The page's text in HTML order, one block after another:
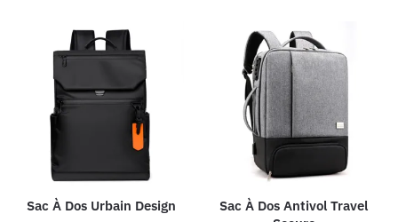
plusieurs
variations.
Les
options
peuvent
être
sur
la
Sac À Dos Urbain Design
Sac À Dos Antivol Travel